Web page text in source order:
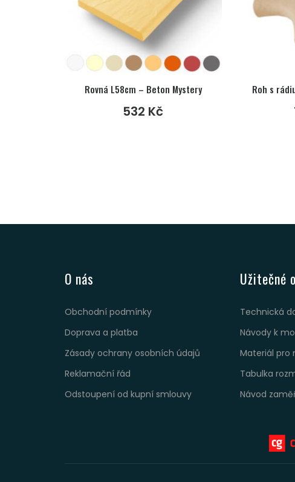
Rovná L58cm – Beton Mystery
532 Kč
O nás
Obchodní podmínky
Doprava a platba
Zásady ochrany osobních údajů
Reklamační řád
Odstoupení od kupní smlouvy
Užitečné
Technická
Návody k
Materiál pro
Tabulka
Návod